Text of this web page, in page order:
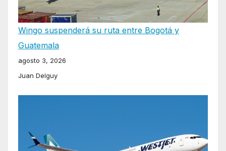
Wingo suspenderá su ruta entre Bogotá y
Guatemala
agosto 3, 2026
Juan Delguy